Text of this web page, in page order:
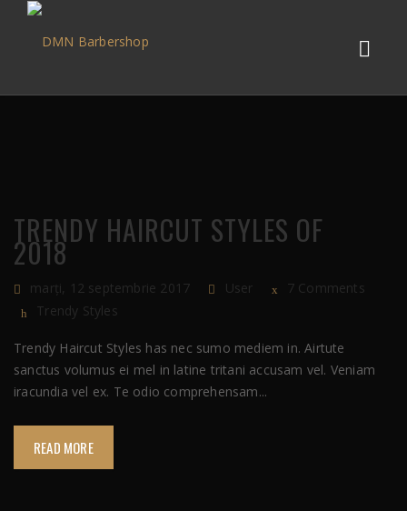
TRENDY HAIRCUT STYLES OF
2018
marți, 12 septembrie 2017 User
7 Comments
Trendy Styles
Trendy Haircut Styles has nec sumo mediem in. Airtute
sanctus volumus ei mel in latine tritani accusam vel. Veniam
iracundia vel ex. Te odio comprehensam...
READ MORE